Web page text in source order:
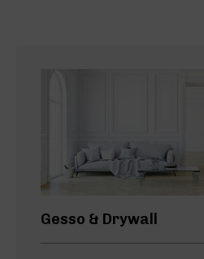
Gesso & Drywall